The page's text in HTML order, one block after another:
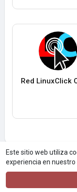
Este sitio web utiliza
experiencia en nuestro
Red LinuxClick